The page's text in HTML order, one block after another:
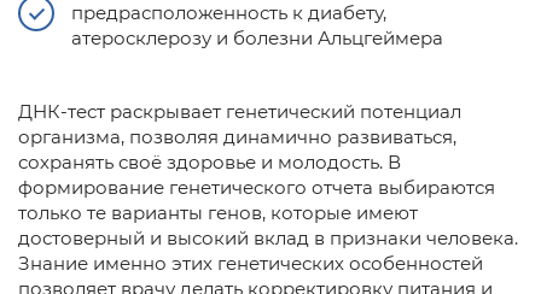
предрасположенность к диабету,
атеросклерозу и болезни Альцгеймера
ДНК-тест раскрывает генетический потенциал
организма, позволяя динамично развиваться,
сохранять своё здоровье и молодость. В
формирование генетического отчета выбираются
только те варианты генов, которые имеют
достоверный и высокий вклад в признаки человека.
Знание именно этих генетических особенностей
позволяет врачу делать корректировку питания и